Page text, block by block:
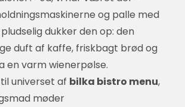
og palle med
dukker den op: den
duft af kaffe, friskbagt brød og
en varm wienerpølse.
universet af bilka bistro menu,
møder